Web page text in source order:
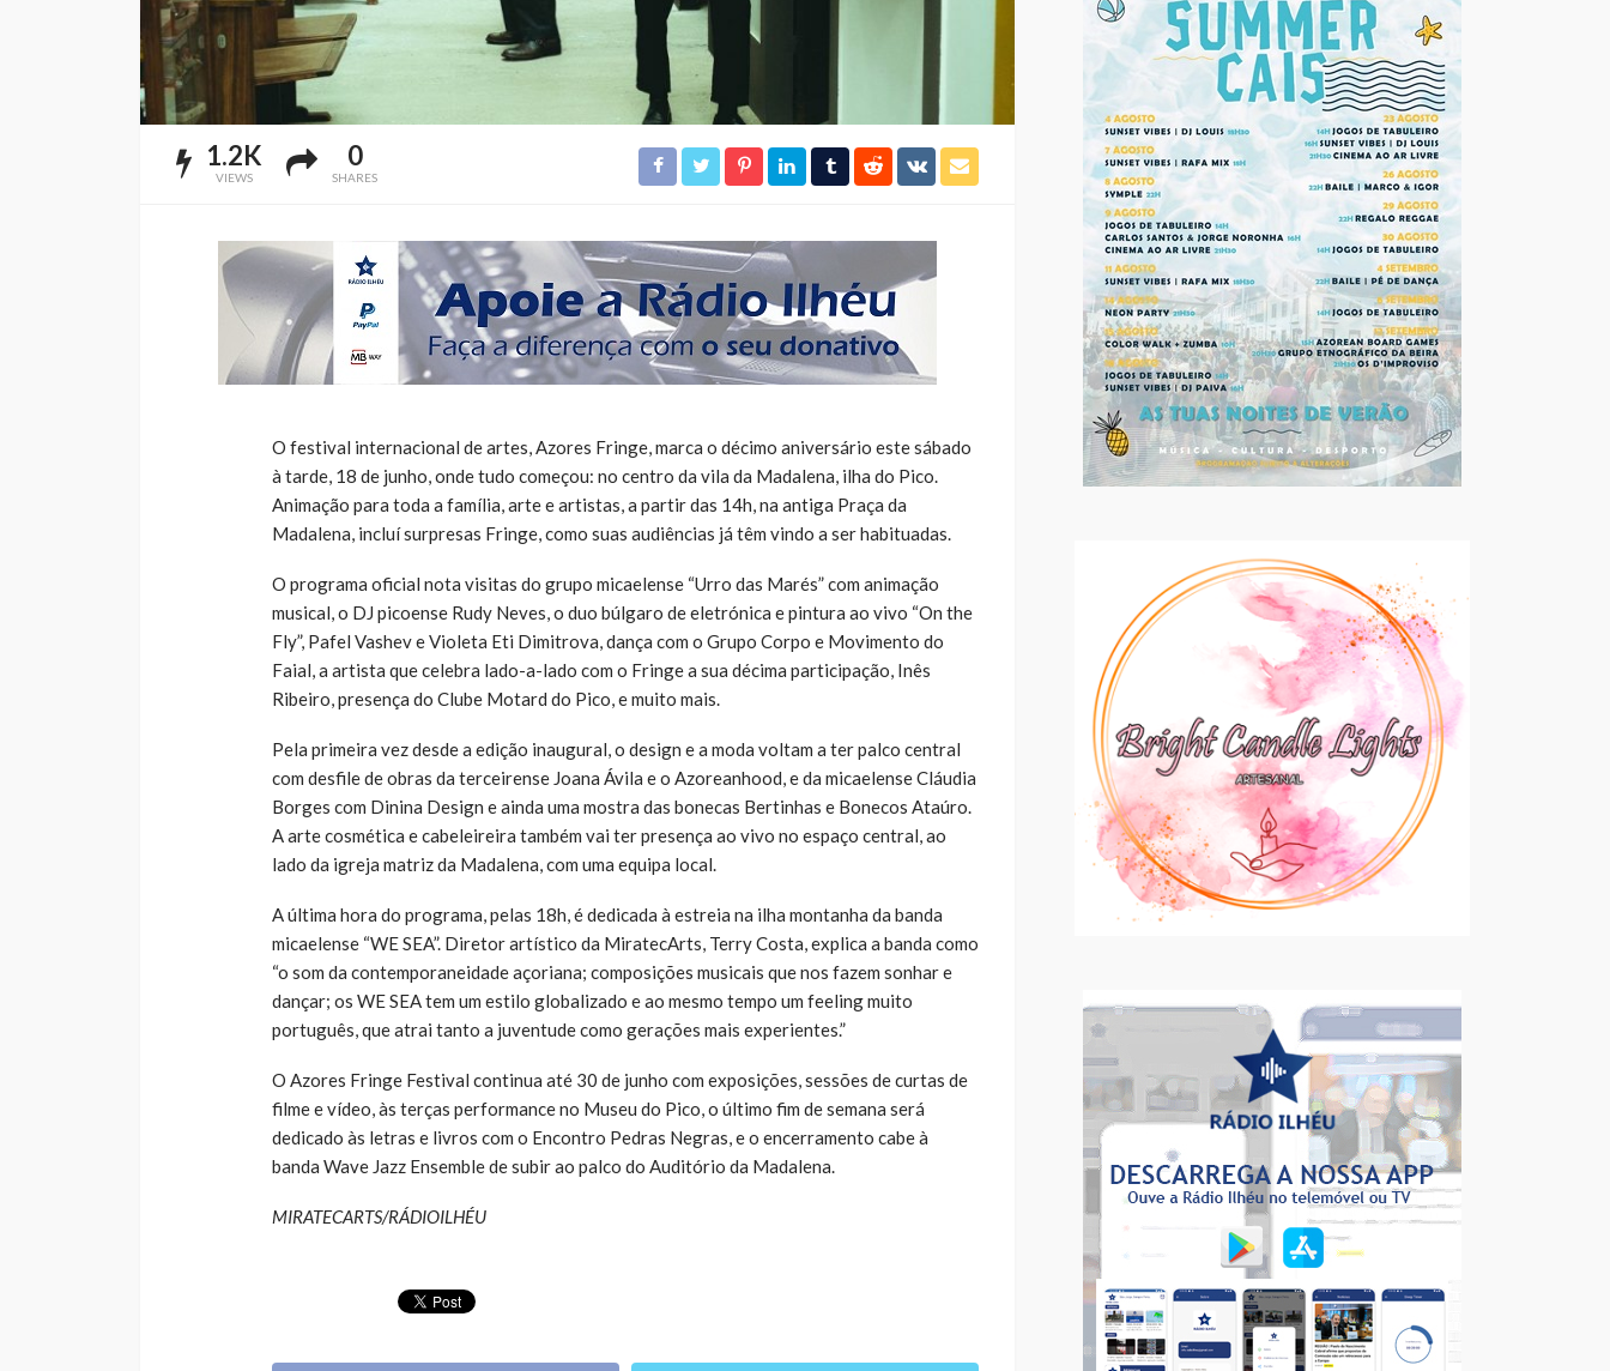
1.2K
VIEWS
0
SHARES
O festival internacional de artes, Azores Fringe, marca o décimo aniversário este sábado
à tarde, 18 de junho, onde tudo começou: no centro da vila da Madalena, ilha do Pico.
Animação para toda a família, arte e artistas, a partir das 14h, na antiga Praça da
Madalena, incluí surpresas Fringe, como suas audiências já têm vindo a ser habituadas.
O programa oficial nota visitas do grupo micaelense “Urro das Marés” com animação
musical, o DJ picoense Rudy Neves, o duo búlgaro de eletrónica e pintura ao vivo “On the
Fly”, Pafel Vashev e Violeta Eti Dimitrova, dança com o Grupo Corpo e Movimento do
Faial, a artista que celebra lado-a-lado com o Fringe a sua décima participação, Inês
Ribeiro, presença do Clube Motard do Pico, e muito mais.
Pela primeira vez desde a edição inaugural, o design e a moda voltam a ter palco central
com desfile de obras da terceirense Joana Ávila e o Azoreanhood, e da micaelense Cláudia
Borges com Dinina Design e ainda uma mostra das bonecas Bertinhas e Bonecos Ataúro.
A arte cosmética e cabeleireira também vai ter presença ao vivo no espaço central, ao
lado da igreja matriz da Madalena, com uma equipa local.
A última hora do programa, pelas 18h, é dedicada à estreia na ilha montanha da banda
micaelense “WE SEA”. Diretor artístico da MiratecArts, Terry Costa, explica a banda como
“o som da contemporaneidade açoriana; composições musicais que nos fazem sonhar e
dançar; os WE SEA tem um estilo globalizado e ao mesmo tempo um feeling muito
português, que atrai tanto a juventude como gerações mais experientes.”
O Azores Fringe Festival continua até 30 de junho com exposições, sessões de curtas de
filme e vídeo, às terças performance no Museu do Pico, o último fim de semana será
dedicado às letras e livros com o Encontro Pedras Negras, e o encerramento cabe à
banda Wave Jazz Ensemble de subir ao palco do Auditório da Madalena.
MIRATECARTS/RÁDIOILHÉU